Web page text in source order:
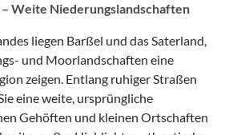
Weite Niederungslandschaften
liegen Barßel und das Saterland,
und Moorlandschaften eine
zeigen. Entlang ruhiger Straßen
eine weite, ursprüngliche
Gehöften und kleinen Ortschaften